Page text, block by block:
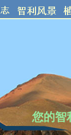
您的智